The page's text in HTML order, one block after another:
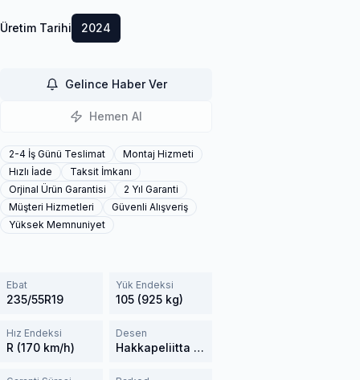
Üretim Tarihi 2024
Gelince Haber Ver
Hemen Al
2-4 İş Günü Teslimat
Montaj Hizmeti
Hızlı İade
Taksit İmkanı
Orjinal Ürün Garantisi
2 Yıl Garanti
Müşteri Hizmetleri
Güvenli Alışveriş
Yüksek Memnuniyet
Ebat
235/55R19
Yük Endeksi
105 (925 kg)
Hız Endeksi
R (170 km/h)
Desen
Hakkapeliitta R3 SUV